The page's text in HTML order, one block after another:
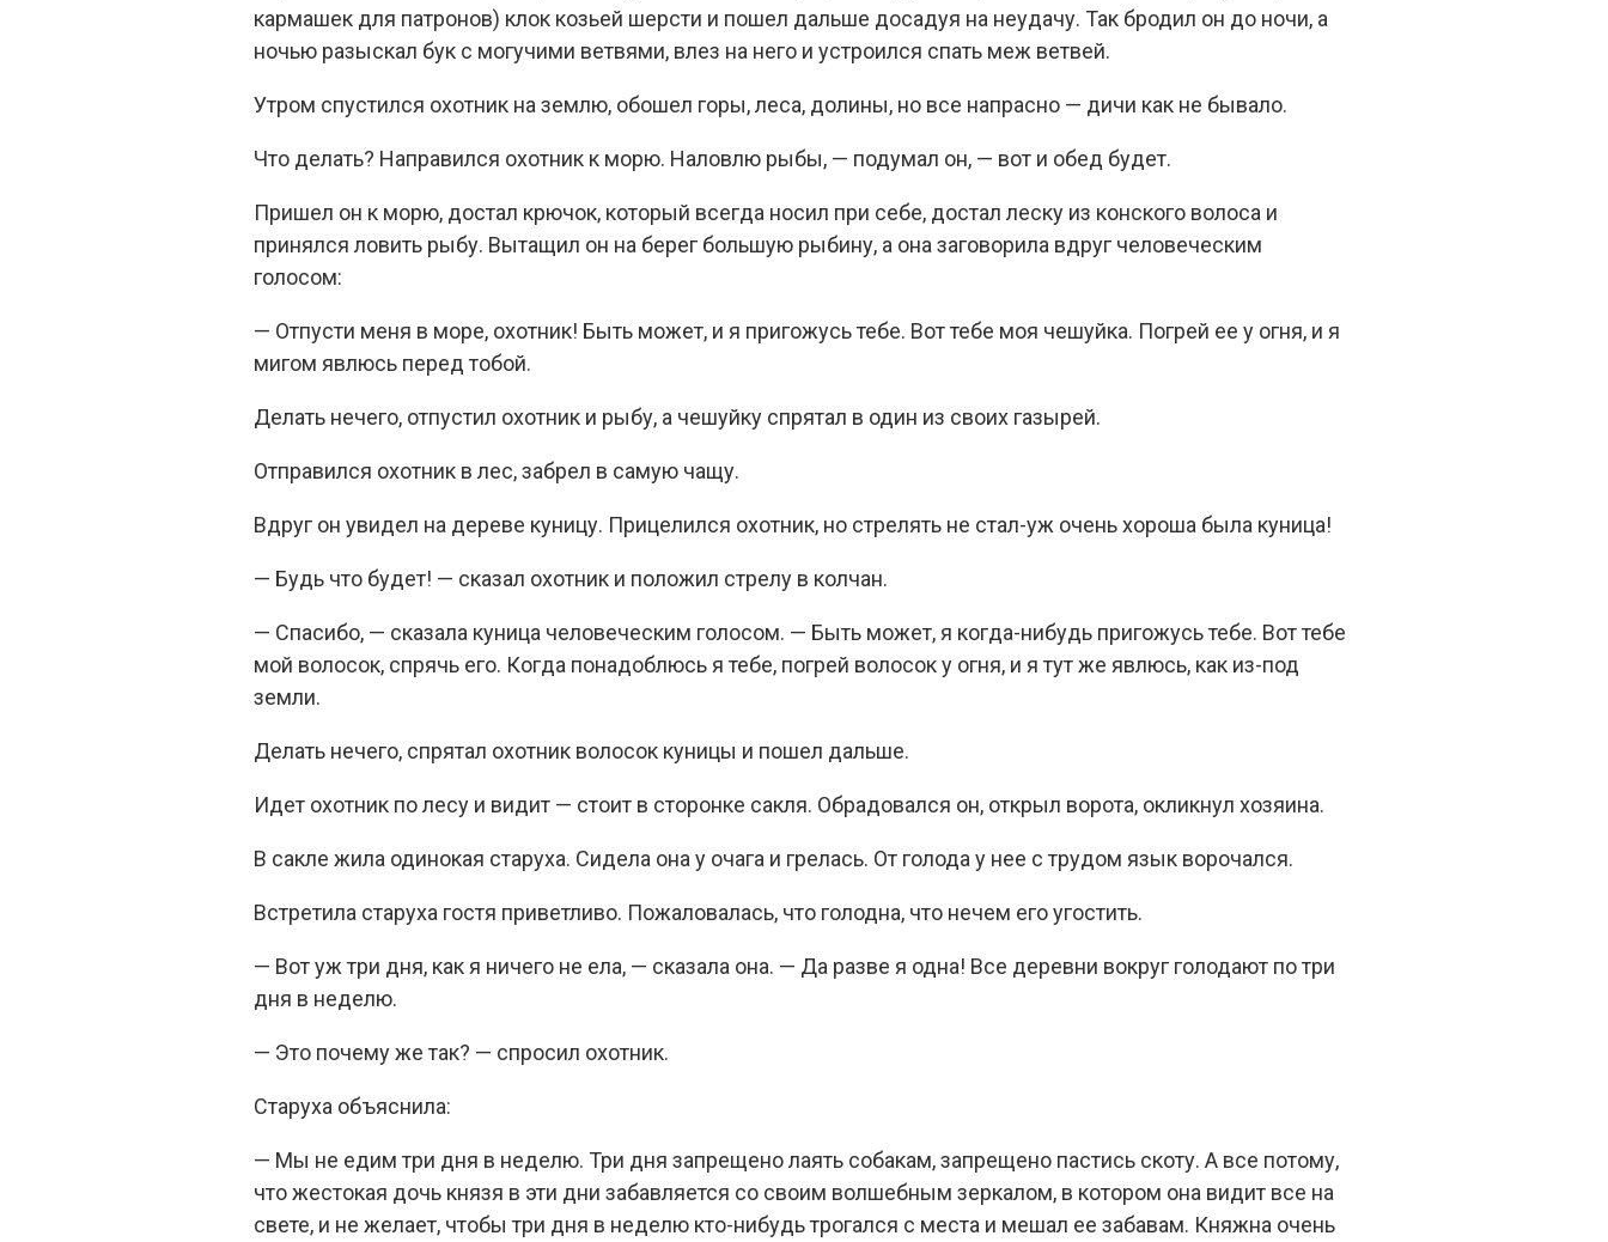
кармашек для патронов) клок козьей шерсти и пошел дальше досадуя на неудачу. Так бродил он до ночи, а
ночью разыскал бук с могучими ветвями, влез на него и устроился спать меж ветвей.
Утром спустился охотник на землю, обошел горы, леса, долины, но все напрасно — дичи как не бывало.
Что делать? Направился охотник к морю. Наловлю рыбы, — подумал он, — вот и обед будет.
Пришел он к морю, достал крючок, который всегда носил при себе, достал леску из конского волоса и
принялся ловить рыбу. Вытащил он на берег большую рыбину, а она заговорила вдруг человеческим
голосом:
— Отпусти меня в море, охотник! Быть может, и я пригожусь тебе. Вот тебе моя чешуйка. Погрей ее у огня, и я
мигом явлюсь перед тобой.
Делать нечего, отпустил охотник и рыбу, а чешуйку спрятал в один из своих газырей.
Отправился охотник в лес, забрел в самую чащу.
Вдруг он увидел на дереве куницу. Прицелился охотник, но стрелять не стал-уж очень хороша была куница!
— Будь что будет! — сказал охотник и положил стрелу в колчан.
— Спасибо, — сказала куница человеческим голосом. — Быть может, я когда-нибудь пригожусь тебе. Вот тебе
мой волосок, спрячь его. Когда понадоблюсь я тебе, погрей волосок у огня, и я тут же явлюсь, как из-под
земли.
Делать нечего, спрятал охотник волосок куницы и пошел дальше.
Идет охотник по лесу и видит — стоит в сторонке сакля. Обрадовался он, открыл ворота, окликнул хозяина.
В сакле жила одинокая старуха. Сидела она у очага и грелась. От голода у нее с трудом язык ворочался.
Встретила старуха гостя приветливо. Пожаловалась, что голодна, что нечем его угостить.
— Вот уж три дня, как я ничего не ела, — сказала она. — Да разве я одна! Все деревни вокруг голодают по три
дня в неделю.
— Это почему же так? — спросил охотник.
Старуха объяснила:
— Мы не едим три дня в неделю. Три дня запрещено лаять собакам, запрещено пастись скоту. А все потому,
что жестокая дочь князя в эти дни забавляется со своим волшебным зеркалом, в котором она видит все на
свете, и не желает, чтобы три дня в неделю кто-нибудь трогался с места и мешал ее забавам. Княжна очень